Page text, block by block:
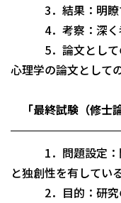
3．結果：明瞭で
4．考察：深く考
5．論文としての
心理学の論文として
「最終試験（修士
1．問題設定：問
と独創性を有してい
2．目的：研究の